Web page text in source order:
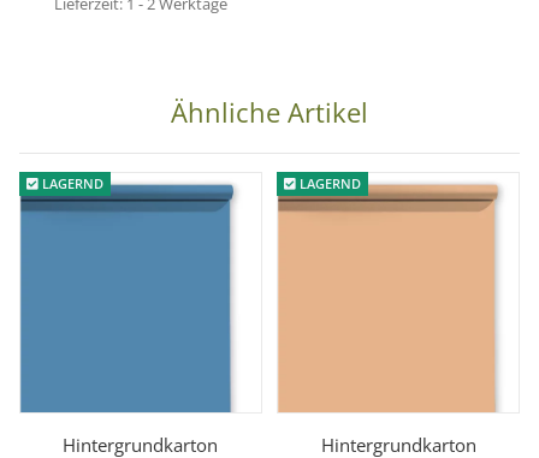
Ähnliche Artikel
LAGERND
Hintergrundkarton
LAGERND
Hintergrundkarton